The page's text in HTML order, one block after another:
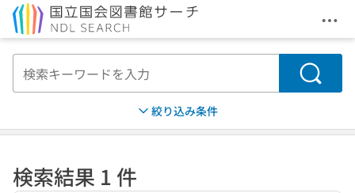
メ
検索
絞り込み条件
検索結果 1 件